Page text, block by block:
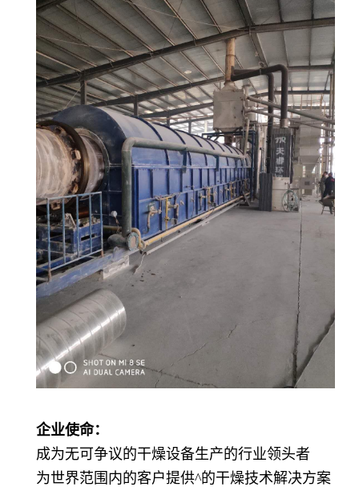
企业使命：
成为无可争议的干燥设备生产的行业领头者
为世界范围内的客户提供^的干燥技术解决方案